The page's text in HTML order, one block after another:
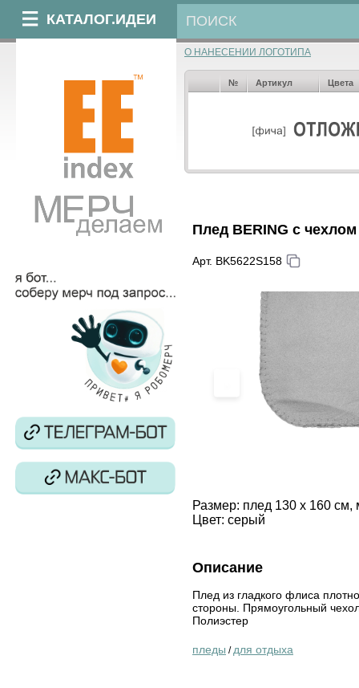
КАТАЛОГ.ИДЕИ
О НАНЕСЕНИИ ЛОГОТИПА
№ Артикул Цвета
Плед BERING с чехлом
Арт. BK5622S158
Размер: плед 130 x 160 см,
Цвет: серый
Описание
Плед из гладкого флиса
стороны. Прямоугольный
Полиэстер
пледы /для отдыха